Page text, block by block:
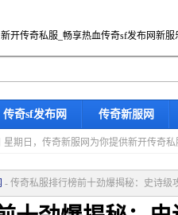
新开传奇私服_畅享热血传奇sf发布网新服
传奇sf发布网 传奇新服网
星期日，传奇新服网为你提供新开传奇
- 传奇私服排行榜前十劲爆揭秘：史诗级